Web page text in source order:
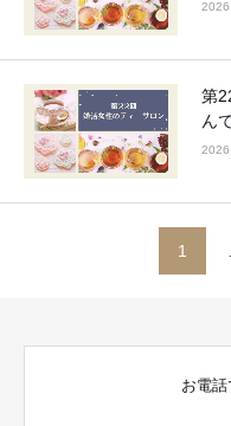
第
ん
1
お電